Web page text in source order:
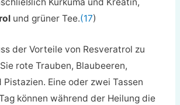
und grüner Tee.(17)
der Vorteile von Resveratrol zu
rote Trauben, Blaubeeren,
Eine oder zwei Tassen
können während der Heilung die